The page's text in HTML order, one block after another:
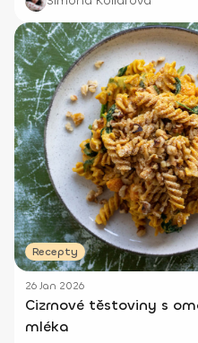
Recepty
26 Jan 2026
Cizrnové těstoviny s
mléka